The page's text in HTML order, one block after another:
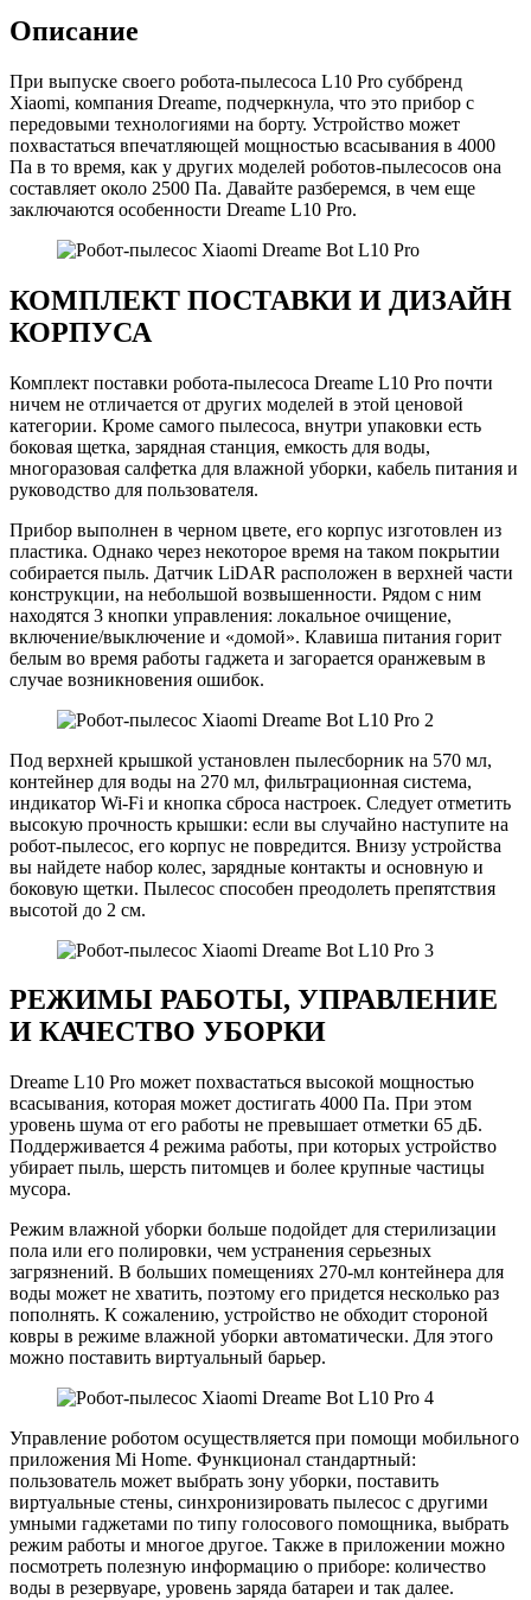
Описание
При выпуске своего робота-пылесоса L10 Pro суббренд
Xiaomi, компания Dreame, подчеркнула, что это прибор с
передовыми технологиями на борту. Устройство может
похвастаться впечатляющей мощностью всасывания в 4000
Па в то время, как у других моделей роботов-пылесосов она
составляет около 2500 Па. Давайте разберемся, в чем еще
заключаются особенности Dreame L10 Pro.
КОМПЛЕКТ ПОСТАВКИ И ДИЗАЙН
КОРПУСА
Комплект поставки робота-пылесоса Dreame L10 Pro почти
ничем не отличается от других моделей в этой ценовой
категории. Кроме самого пылесоса, внутри упаковки есть
боковая щетка, зарядная станция, емкость для воды,
многоразовая салфетка для влажной уборки, кабель питания и
руководство для пользователя.
Прибор выполнен в черном цвете, его корпус изготовлен из
пластика. Однако через некоторое время на таком покрытии
собирается пыль. Датчик LiDAR расположен в верхней части
конструкции, на небольшой возвышенности. Рядом с ним
находятся 3 кнопки управления: локальное очищение,
включение/выключение и «домой». Клавиша питания горит
белым во время работы гаджета и загорается оранжевым в
случае возникновения ошибок.
Под верхней крышкой установлен пылесборник на 570 мл,
контейнер для воды на 270 мл, фильтрационная система,
индикатор Wi-Fi и кнопка сброса настроек. Следует отметить
высокую прочность крышки: если вы случайно наступите на
робот-пылесос, его корпус не повредится. Внизу устройства
вы найдете набор колес, зарядные контакты и основную и
боковую щетки. Пылесос способен преодолеть препятствия
высотой до 2 см.
РЕЖИМЫ РАБОТЫ, УПРАВЛЕНИЕ
И КАЧЕСТВО УБОРКИ
Dreame L10 Pro может похвастаться высокой мощностью
всасывания, которая может достигать 4000 Па. При этом
уровень шума от его работы не превышает отметки 65 дБ.
Поддерживается 4 режима работы, при которых устройство
убирает пыль, шерсть питомцев и более крупные частицы
мусора.
Режим влажной уборки больше подойдет для стерилизации
пола или его полировки, чем устранения серьезных
загрязнений. В больших помещениях 270-мл контейнера для
воды может не хватить, поэтому его придется несколько раз
пополнять. К сожалению, устройство не обходит стороной
ковры в режиме влажной уборки автоматически. Для этого
можно поставить виртуальный барьер.
Управление роботом осуществляется при помощи мобильного
приложения Mi Home. Функционал стандартный:
пользователь может выбрать зону уборки, поставить
виртуальные стены, синхронизировать пылесос с другими
умными гаджетами по типу голосового помощника, выбрать
режим работы и многое другое. Также в приложении можно
посмотреть полезную информацию о приборе: количество
воды в резервуаре, уровень заряда батареи и так далее.